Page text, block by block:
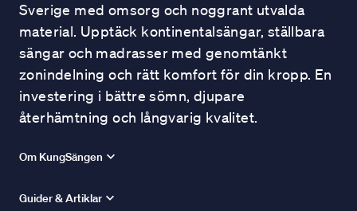
Sverige med omsorg och noggrant utvalda
material. Upptäck kontinentalsängar, ställbara
sängar och madrasser med genomtänkt
zonindelning och rätt komfort för din kropp. En
investering i bättre sömn, djupare
återhämtning och långvarig kvalitet.
Om KungSängen
Guider & Artiklar